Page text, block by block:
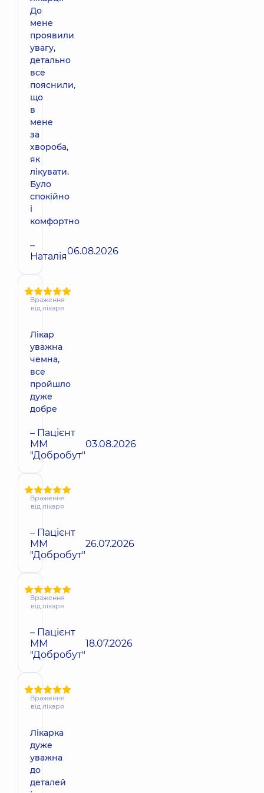
До
мене
проявили
увагу,
детально
все
пояснили,
що
в
мене
за
хвороба,
як
лікувати.
Було
спокійно
і
комфортно
–
Наталія06.08.2026
Враження
від лікаря
Лікар
уважна
чемна,
все
пройшло
дуже
добре
– Пацієнт
ММ
"Добробут"
03.08.2026
Враження
від лікаря
– Пацієнт
ММ
"Добробут"
26.07.2026
Враження
від лікаря
– Пацієнт
ММ
"Добробут"
18.07.2026
Враження
від лікаря
Лікарка
дуже
уважна
до
деталей